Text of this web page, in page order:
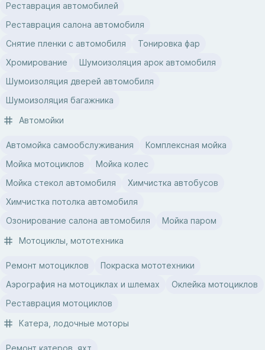
Реставрация автомобилей
Реставрация салона автомобиля
Снятие пленки с автомобиля
Тонировка фар
Хромирование
Шумоизоляция арок автомобиля
Шумоизоляция дверей автомобиля
Шумоизоляция багажника
Автомойки
Автомойка самообслуживания
Комплексная мойка
Мойка мотоциклов
Мойка колес
Мойка стекол автомобиля
Химчистка автобусов
Химчистка потолка автомобиля
Озонирование салона автомобиля
Мойка паром
Мотоциклы, мототехника
Ремонт мотоциклов
Покраска мототехники
Аэрография на мотоциклах и шлемах
Оклейка мотоциклов
Реставрация мотоциклов
Катера, лодочные моторы
Ремонт катеров, яхт